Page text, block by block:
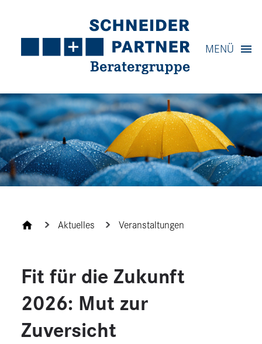
Inhalt
Service
MENÜ
Aktuelles Veranstaltungen
Fit für die Zukunft
2026: Mut zur
Zuversicht